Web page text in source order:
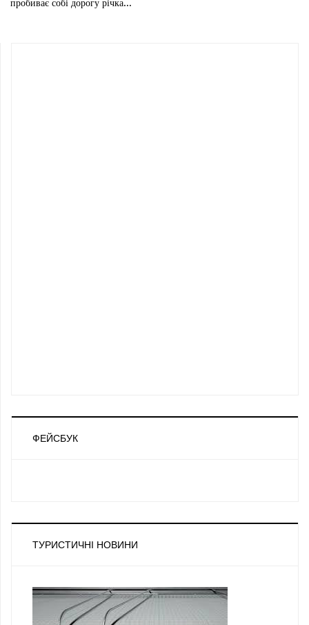
ФЕЙСБУК
ТУРИСТИЧНІ НОВИНИ